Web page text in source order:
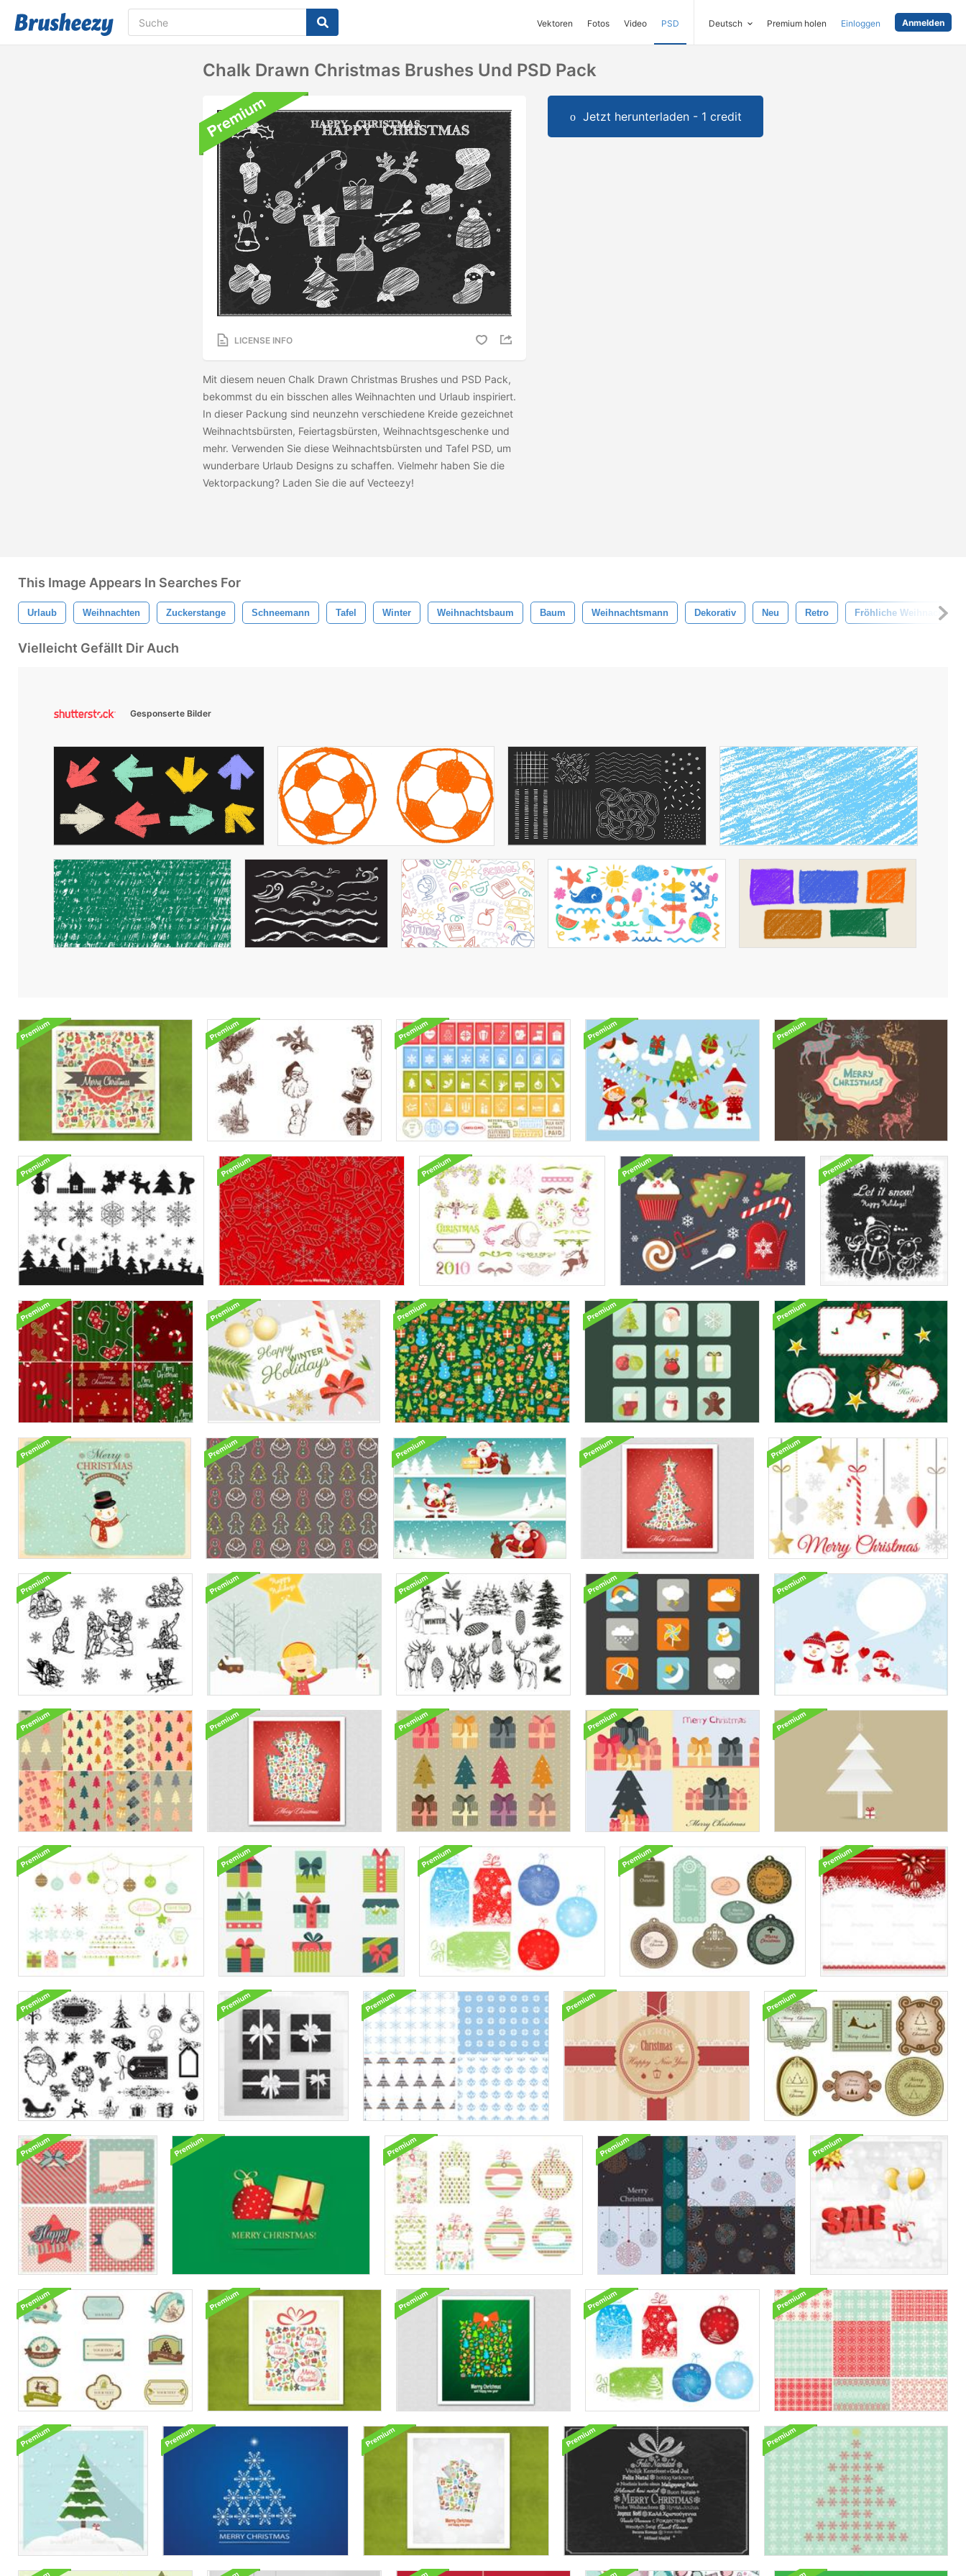
Vektoren Fotos Video PSD Deutsch Premium holen Einloggen Anmelden
Chalk Drawn Christmas Brushes Und PSD Pack
LICENSE INFO
Mit diesem neuen Chalk Drawn Christmas Brushes und PSD Pack,
bekommst du ein bisschen alles Weihnachten und Urlaub inspiriert.
In dieser Packung sind neunzehn verschiedene Kreide gezeichnet
Weihnachtsbürsten, Feiertagsbürsten, Weihnachtsgeschenke und
mehr. Verwenden Sie diese Weihnachtsbürsten und Tafel PSD, um
wunderbare Urlaub Designs zu schaffen. Vielmehr haben Sie die
Vektorpackung? Laden Sie die auf Vecteezy!
Jetzt herunterladen - 1 credit
This Image Appears In Searches For
Urlaub Weihnachten Zuckerstange Schneemann Tafel Winter Weihnachtsbaum Baum Weihnachtsmann Dekorativ Neu Retro Fröhliche Weihnachten
Vielleicht Gefällt Dir Auch
Gesponserte Bilder